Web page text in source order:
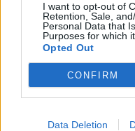
I want to opt-out of
Retention, Sale,
Personal Data that
Purposes for which
Opted Out
CONFIRM
Data Deletion